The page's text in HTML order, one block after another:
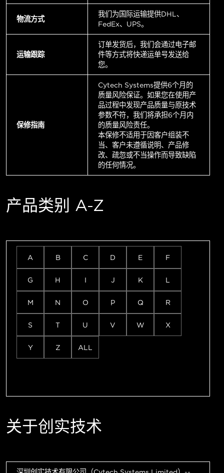
物流方式
我们为国际运输提供DHL、
FedEx、UPS。
运输跟踪
订单发货后，我们会通过电子邮
件等方式将快递运单号发送给
您。
保修指南
Cytech Systems提供6个月的
质量风险保证。如果您在使用产
品过程中发现产品质量与原技术
参数不符，我们将承担6个月内
的质量风险责任。
本保修不适用于因客户组装不
当、客户未遵循说明、产品修
改、疏忽或不当操作而导致缺陷
的任何情况。
产品类别 A-Z
A B C D E F
G H I J K L
M N O P Q R
S T U V W X
Y Z ALL
关于创实技术